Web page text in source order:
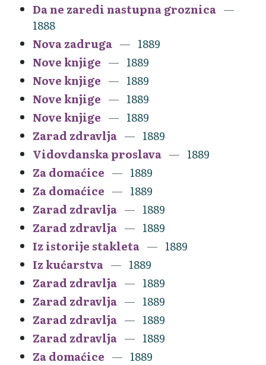
Da ne zaredi nastupna groznica
1888
Nova zadruga
1889
Nove knjige
1889
Nove knjige
1889
Nove knjige
1889
Nove knjige
1889
Zarad zdravlja
1889
Vidovdanska proslava
1889
Za domaćice
1889
Za domaćice
1889
Zarad zdravlja
1889
Zarad zdravlja
1889
Iz istorije stakleta
1889
Iz kućarstva
1889
Zarad zdravlja
1889
Zarad zdravlja
1889
Zarad zdravlja
1889
Zarad zdravlja
1889
Za domaćice
1889